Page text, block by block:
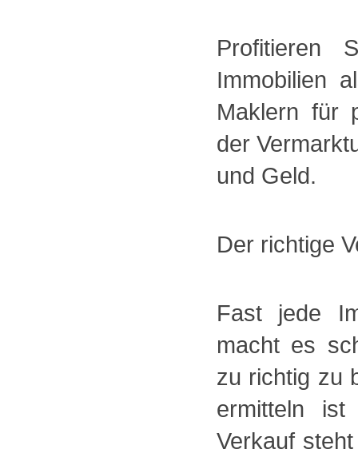
Profitieren
Immobilien
Maklern für
der
und Geld.
Der richtige
Fast jede
macht es
zu richtig zu
ermitteln ist
Verkauf